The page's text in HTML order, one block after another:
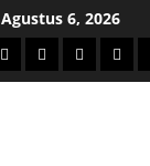
Agustus 6, 2026